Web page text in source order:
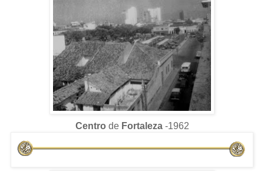
Centro deFortaleza-1962